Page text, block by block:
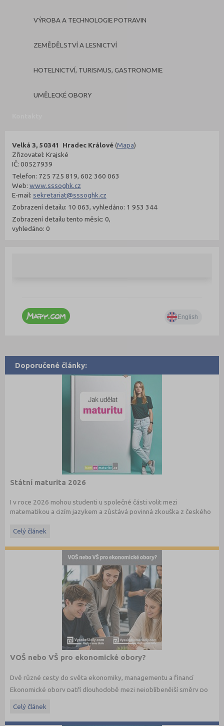
VÝROBA A TECHNOLOGIE POTRAVIN
ZEMĚDĚLSTVÍ A LESNICTVÍ
HOTELNICTVÍ, TURISMUS, GASTRONOMIE
UMĚLECKÉ OBORY
Velká 3, 50341 Hradec Králové(Mapa)
Zřizovatel: Krajské
IČ: 00527939
Telefon: 725 725 819, 602 360 063
Web: www.sssoghk.cz
E-mail: sekretariat@sssoghk.cz
Zobrazení detailu: 10 063, vyhledáno: 1 953 344
Zobrazení detailu tento měsíc: 0,
vyhledáno: 0
Doporučené články:
Státní maturita 2026
I v roce 2026 mohou studenti u společné části volit mezi
matematikou a cizím jazykem a zůstává povinná zkouška z českého
informacemi.
Celý článek
VOŠ nebo VŠ pro ekonomické obory?
Dvě různé cesty do světa ekonomiky, managementu a financí
Ekonomické obory patří dlouhodobě mezi nejoblíbenější směry po
studovat, ale také jakým způsobem. Vedle vysokých škol dnes
Celý článek